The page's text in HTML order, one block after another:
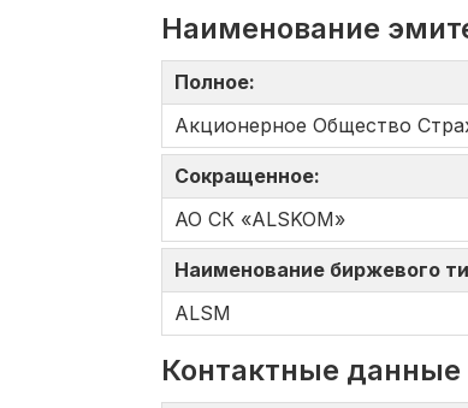
Наименование
Полное:
Акционерное Общество
Сокращенное:
АО СК «ALSKOM»
Наименование биржевого
ALSM
Контактные данные